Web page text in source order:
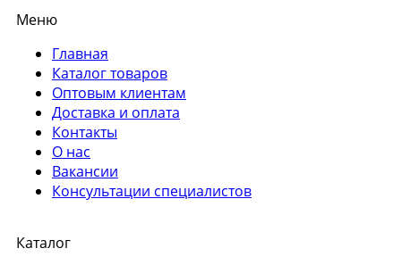
Меню
Главная
Каталог товаров
Оптовым клиентам
Доставка и оплата
Контакты
О нас
Вакансии
Консультации специалистов
Каталог